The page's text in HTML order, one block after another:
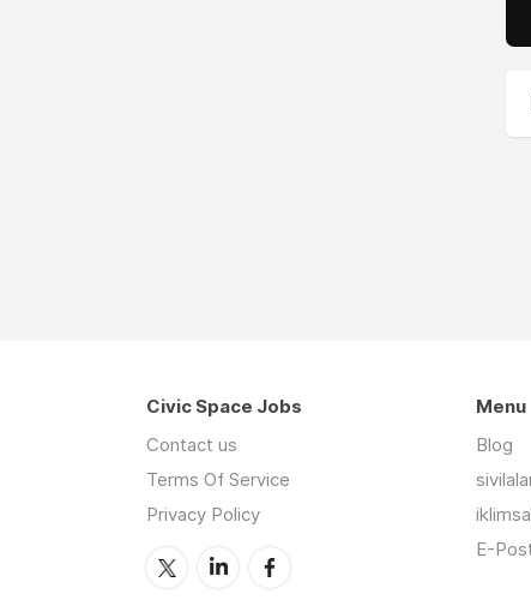
Civic Space Jobs
Contact us
Terms Of Service
Privacy Policy
Menu
Blog
E-